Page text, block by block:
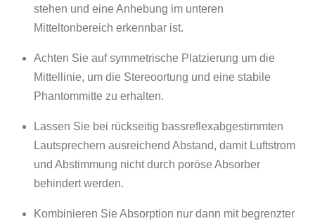
stehen und eine Anhebung im unteren
Mitteltonbereich erkennbar ist.
Achten Sie auf symmetrische Platzierung um die
Mittellinie, um die Stereoortung und eine stabile
Phantommitte zu erhalten.
Lassen Sie bei rückseitig bassreflexabgestimmten
Lautsprechern ausreichend Abstand, damit Luftstrom
und Abstimmung nicht durch poröse Absorber
behindert werden.
Kombinieren Sie Absorption nur dann mit begrenzter